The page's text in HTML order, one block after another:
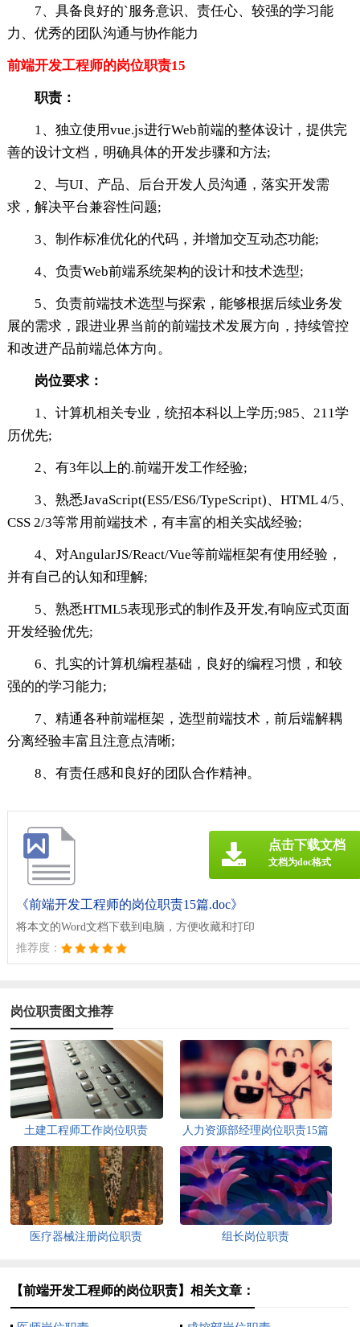
7、具备良好的`服务意识、责任心、较强的学习能
力、优秀的团队沟通与协作能力
前端开发工程师的岗位职责15
职责：
1、独立使用vue.js进行Web前端的整体设计，提供完
善的设计文档，明确具体的开发步骤和方法;
2、与UI、产品、后台开发人员沟通，落实开发需
求，解决平台兼容性问题;
3、制作标准优化的代码，并增加交互动态功能;
4、负责Web前端系统架构的设计和技术选型;
5、负责前端技术选型与探索，能够根据后续业务发
展的需求，跟进业界当前的前端技术发展方向，持续管控
和改进产品前端总体方向。
岗位要求：
1、计算机相关专业，统招本科以上学历;985、211学
历优先;
2、有3年以上的.前端开发工作经验;
3、熟悉JavaScript(ES5/ES6/TypeScript)、HTML 4/5、
CSS 2/3等常用前端技术，有丰富的相关实战经验;
4、对AngularJS/React/Vue等前端框架有使用经验，
并有自己的认知和理解;
5、熟悉HTML5表现形式的制作及开发,有响应式页面
开发经验优先;
6、扎实的计算机编程基础，良好的编程习惯，和较
强的的学习能力;
7、精通各种前端框架，选型前端技术，前后端解耦
分离经验丰富且注意点清晰;
8、有责任感和良好的团队合作精神。
《前端开发工程师的岗位职责15篇.doc》
将本文的Word文档下载到电脑，方便收藏和打印
推荐度：
点击下载文档
文档为doc格式
岗位职责图文推荐
土建工程师工作岗位职责 人力资源部经理岗位职责15篇
医疗器械注册岗位职责 组长岗位职责
【前端开发工程师的岗位职责】相关文章：